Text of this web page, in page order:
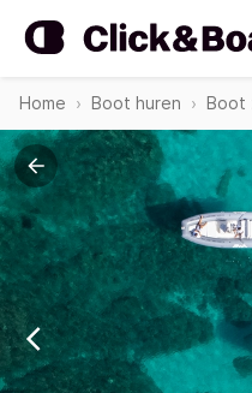
Home Boot huren Boot